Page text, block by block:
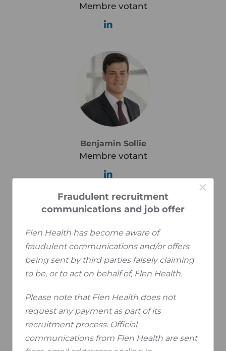
Membre votant
Benjamin Sollie
Membre votant
Lieve Beyen
×
Fraudulent recruitment
communications and job offer
Flen Health has become aware of
fraudulent communications and/or offers
being sent by third parties falsely claiming
to be, or to act on behalf of, Flen Health.
Please note that Flen Health does not
request any payment as part of its
recruitment process. Official
communications from Flen Health are sent